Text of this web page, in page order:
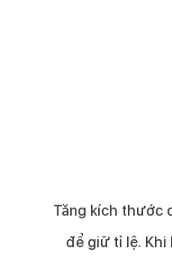
Tăng kích thước
để giữ tỉ lệ. Khi